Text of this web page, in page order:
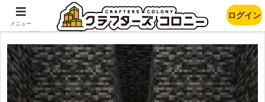
岩盤の部屋からの脱出
メニュー
ログイン